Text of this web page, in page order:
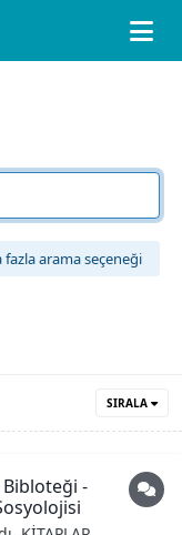
fazla arama seçeneği
SIRALA
Bibloteği -